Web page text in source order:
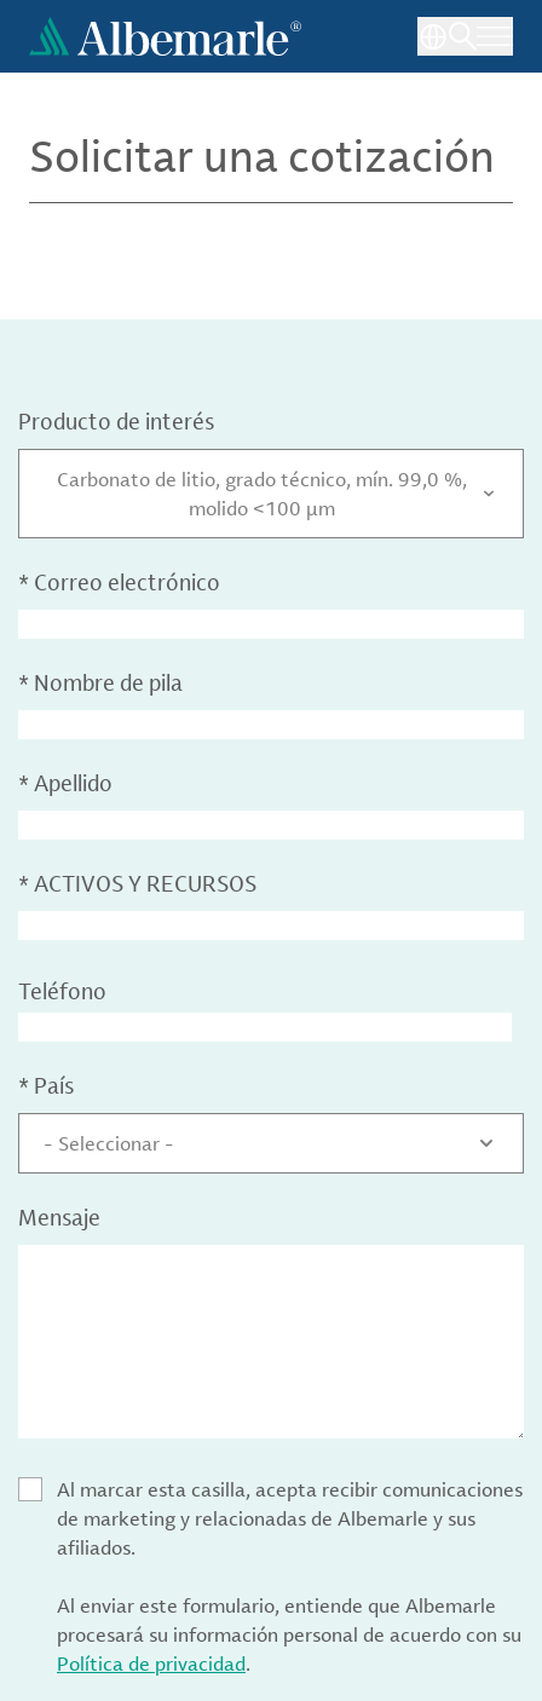
Pasar
contenido
Solicitar una cotización
Producto de interés
Carbonato de litio, grado técnico, mín. 99,0 %,
molido <100 µm
* Correo electrónico
* Nombre de pila
* Apellido
* ACTIVOS Y RECURSOS
Teléfono
* País
- Seleccionar -
Mensaje
Al marcar esta casilla, acepta recibir comunicaciones
de marketing y relacionadas de Albemarle y sus
afiliados.
Al enviar este formulario, entiende que Albemarle
procesará su información personal de acuerdo con su
Política de privacidad.